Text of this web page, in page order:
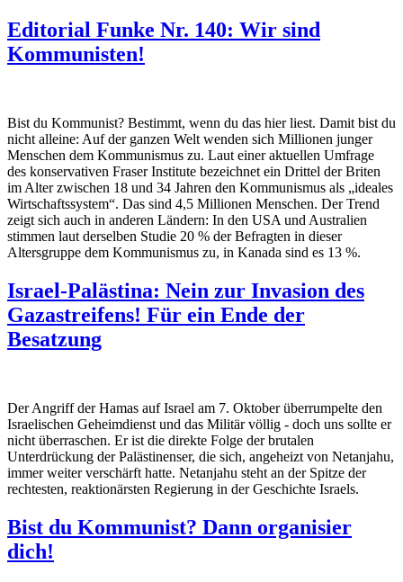
Editorial Funke Nr. 140: Wir sind
Kommunisten!
Bist du Kommunist? Bestimmt, wenn du das hier liest. Damit bist du
nicht alleine: Auf der ganzen Welt wenden sich Millionen junger
Menschen dem Kommunismus zu. Laut einer aktuellen Umfrage
des konservativen Fraser Institute bezeichnet ein Drittel der Briten
im Alter zwischen 18 und 34 Jahren den Kommunismus als „ideales
Wirtschaftssystem“. Das sind 4,5 Millionen Menschen. Der Trend
zeigt sich auch in anderen Ländern: In den USA und Australien
stimmen laut derselben Studie 20 % der Befragten in dieser
Altersgruppe dem Kommunismus zu, in Kanada sind es 13 %.
Israel-Palästina: Nein zur Invasion des
Gazastreifens! Für ein Ende der
Besatzung
Der Angriff der Hamas auf Israel am 7. Oktober überrumpelte den
Israelischen Geheimdienst und das Militär völlig - doch uns sollte er
nicht überraschen. Er ist die direkte Folge der brutalen
Unterdrückung der Palästinenser, die sich, angeheizt von Netanjahu,
immer weiter verschärft hatte. Netanjahu steht an der Spitze der
rechtesten, reaktionärsten Regierung in der Geschichte Israels.
Bist du Kommunist? Dann organisier
dich!